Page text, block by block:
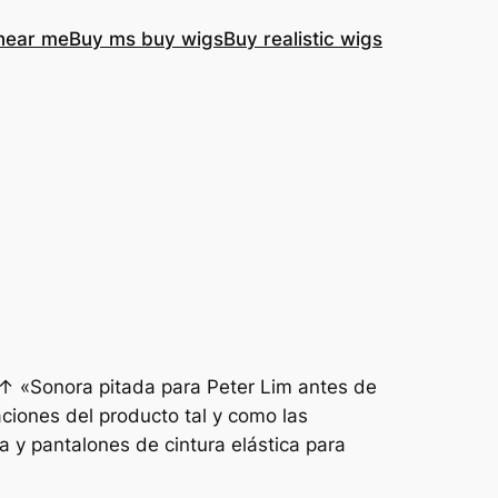
meBuy ms buy wigsBuy realistic wigs
«Sonora pitada para Peter Lim antes de
del producto tal y como las
y pantalones de cintura elástica para